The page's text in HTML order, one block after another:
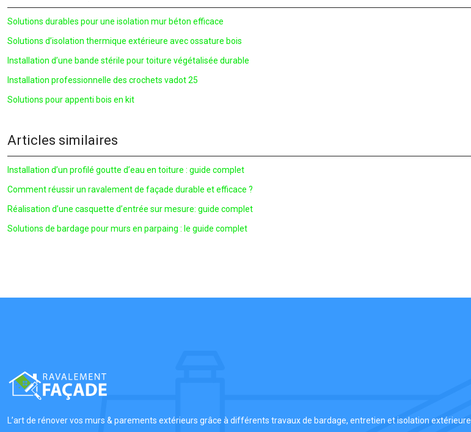
Solutions durables pour une isolation mur béton efficace
Solutions d’isolation thermique extérieure avec ossature bois
Installation d’une bande stérile pour toiture végétalisée durable
Installation professionnelle des crochets vadot 25
Solutions pour appenti bois en kit
Articles similaires
Installation d’un profilé goutte d’eau en toiture : guide complet
Comment réussir un ravalement de façade durable et efficace ?
Réalisation d’une casquette d’entrée sur mesure: guide complet
Solutions de bardage pour murs en parpaing : le guide complet
L’art de rénover vos murs & parements extérieurs grâce à différents travaux de bardage, entretien et isolation extérieure.